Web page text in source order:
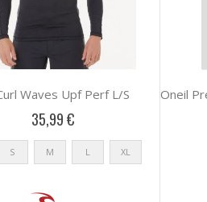
Waves Upf Perf L/S
35,99 €
S M L XL